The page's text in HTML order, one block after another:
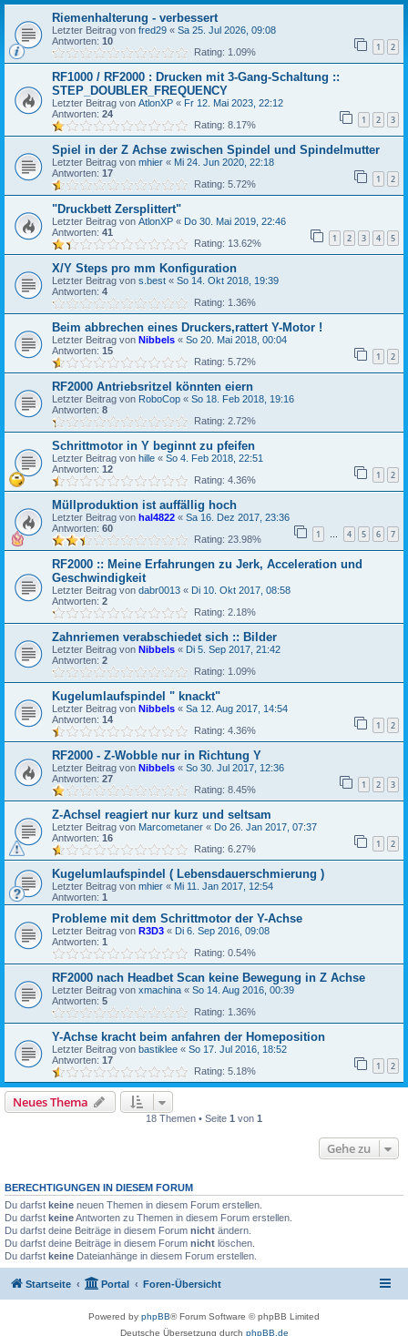
Riemenhalterung - verbessert
Letzter Beitrag von fred29 « Sa 25. Jul 2026, 09:08
Antworten: 10 1 2
Rating: 1.09%
RF1000 / RF2000 : Drucken mit 3-Gang-Schaltung ::
STEP_DOUBLER_FREQUENCY
Letzter Beitrag von AtlonXP « Fr 12. Mai 2023, 22:12
Antworten: 24 1 2 3
Rating: 8.17%
Spiel in der Z Achse zwischen Spindel und Spindelmutter
Letzter Beitrag von mhier « Mi 24. Jun 2020, 22:18
Antworten: 17 1 2
Rating: 5.72%
"Druckbett Zersplittert"
Letzter Beitrag von AtlonXP « Do 30. Mai 2019, 22:46
Antworten: 41 1 2 3 4 5
Rating: 13.62%
X/Y Steps pro mm Konfiguration
Letzter Beitrag von s.best « So 14. Okt 2018, 19:39
Antworten: 4
Rating: 1.36%
Beim abbrechen eines Druckers,rattert Y-Motor !
Letzter Beitrag von Nibbels « So 20. Mai 2018, 00:04
Antworten: 15 1 2
Rating: 5.72%
RF2000 Antriebsritzel könnten eiern
Letzter Beitrag von RoboCop « So 18. Feb 2018, 19:16
Antworten: 8
Rating: 2.72%
Schrittmotor in Y beginnt zu pfeifen
Letzter Beitrag von hille « So 4. Feb 2018, 22:51
Antworten: 12 1 2
Rating: 4.36%
Müllproduktion ist auffällig hoch
Letzter Beitrag von hal4822 « Sa 16. Dez 2017, 23:36
Antworten: 60 1 … 4 5 6 7
Rating: 23.98%
RF2000 :: Meine Erfahrungen zu Jerk, Acceleration und
Geschwindigkeit
Letzter Beitrag von dabr0013 « Di 10. Okt 2017, 08:58
Antworten: 2
Rating: 2.18%
Zahnriemen verabschiedet sich :: Bilder
Letzter Beitrag von Nibbels « Di 5. Sep 2017, 21:42
Antworten: 2
Rating: 1.09%
Kugelumlaufspindel " knackt"
Letzter Beitrag von Nibbels « Sa 12. Aug 2017, 14:54
Antworten: 14 1 2
Rating: 4.36%
RF2000 - Z-Wobble nur in Richtung Y
Letzter Beitrag von Nibbels « So 30. Jul 2017, 12:36
Antworten: 27 1 2 3
Rating: 8.45%
Z-Achsel reagiert nur kurz und seltsam
Letzter Beitrag von Marcometaner « Do 26. Jan 2017, 07:37
Antworten: 16 1 2
Rating: 6.27%
Kugelumlaufspindel ( Lebensdauerschmierung )
Letzter Beitrag von mhier « Mi 11. Jan 2017, 12:54
Antworten: 1
Probleme mit dem Schrittmotor der Y-Achse
Letzter Beitrag von R3D3 « Di 6. Sep 2016, 09:08
Antworten: 1
Rating: 0.54%
RF2000 nach Headbet Scan keine Bewegung in Z Achse
Letzter Beitrag von xmachina « So 14. Aug 2016, 00:39
Antworten: 5
Rating: 1.36%
Y-Achse kracht beim anfahren der Homeposition
Letzter Beitrag von bastiklee « So 17. Jul 2016, 18:52
Antworten: 17 1 2
Rating: 5.18%
Neues Thema
18 Themen • Seite 1 von 1
Gehe zu
BERECHTIGUNGEN IN DIESEM FORUM
Du darfst keine neuen Themen in diesem Forum erstellen.
Du darfst keineAntworten zu Themen in diesem Forum erstellen.
Du darfst deine Beiträge in diesem Forum nicht ändern.
Du darfst deine Beiträge in diesem Forum nicht löschen.
Du darfst keine Dateianhänge in diesem Forum erstellen.
Startseite Portal Foren-Übersicht
Powered by phpBB® Forum Software © phpBB Limited
Deutsche Übersetzung durch phpBB.de